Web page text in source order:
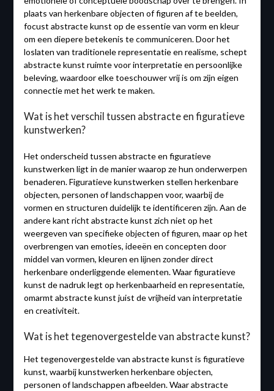
plaats van herkenbare objecten of figuren af te beelden,
focust abstracte kunst op de essentie van vorm en kleur
om een diepere betekenis te communiceren. Door het
loslaten van traditionele representatie en realisme, schept
abstracte kunst ruimte voor interpretatie en persoonlijke
beleving, waardoor elke toeschouwer vrij is om zijn eigen
connectie met het werk te maken.
Wat is het verschil tussen abstracte en figuratieve
kunstwerken?
Het onderscheid tussen abstracte en figuratieve
kunstwerken ligt in de manier waarop ze hun onderwerpen
benaderen. Figuratieve kunstwerken stellen herkenbare
objecten, personen of landschappen voor, waarbij de
vormen en structuren duidelijk te identificeren zijn. Aan de
andere kant richt abstracte kunst zich niet op het
weergeven van specifieke objecten of figuren, maar op het
overbrengen van emoties, ideeën en concepten door
middel van vormen, kleuren en lijnen zonder direct
herkenbare onderliggende elementen. Waar figuratieve
kunst de nadruk legt op herkenbaarheid en representatie,
omarmt abstracte kunst juist de vrijheid van interpretatie
en creativiteit.
Wat is het tegenovergestelde van abstracte kunst?
Het tegenovergestelde van abstracte kunst is figuratieve
kunst, waarbij kunstwerken herkenbare objecten,
personen of landschappen afbeelden. Waar abstracte